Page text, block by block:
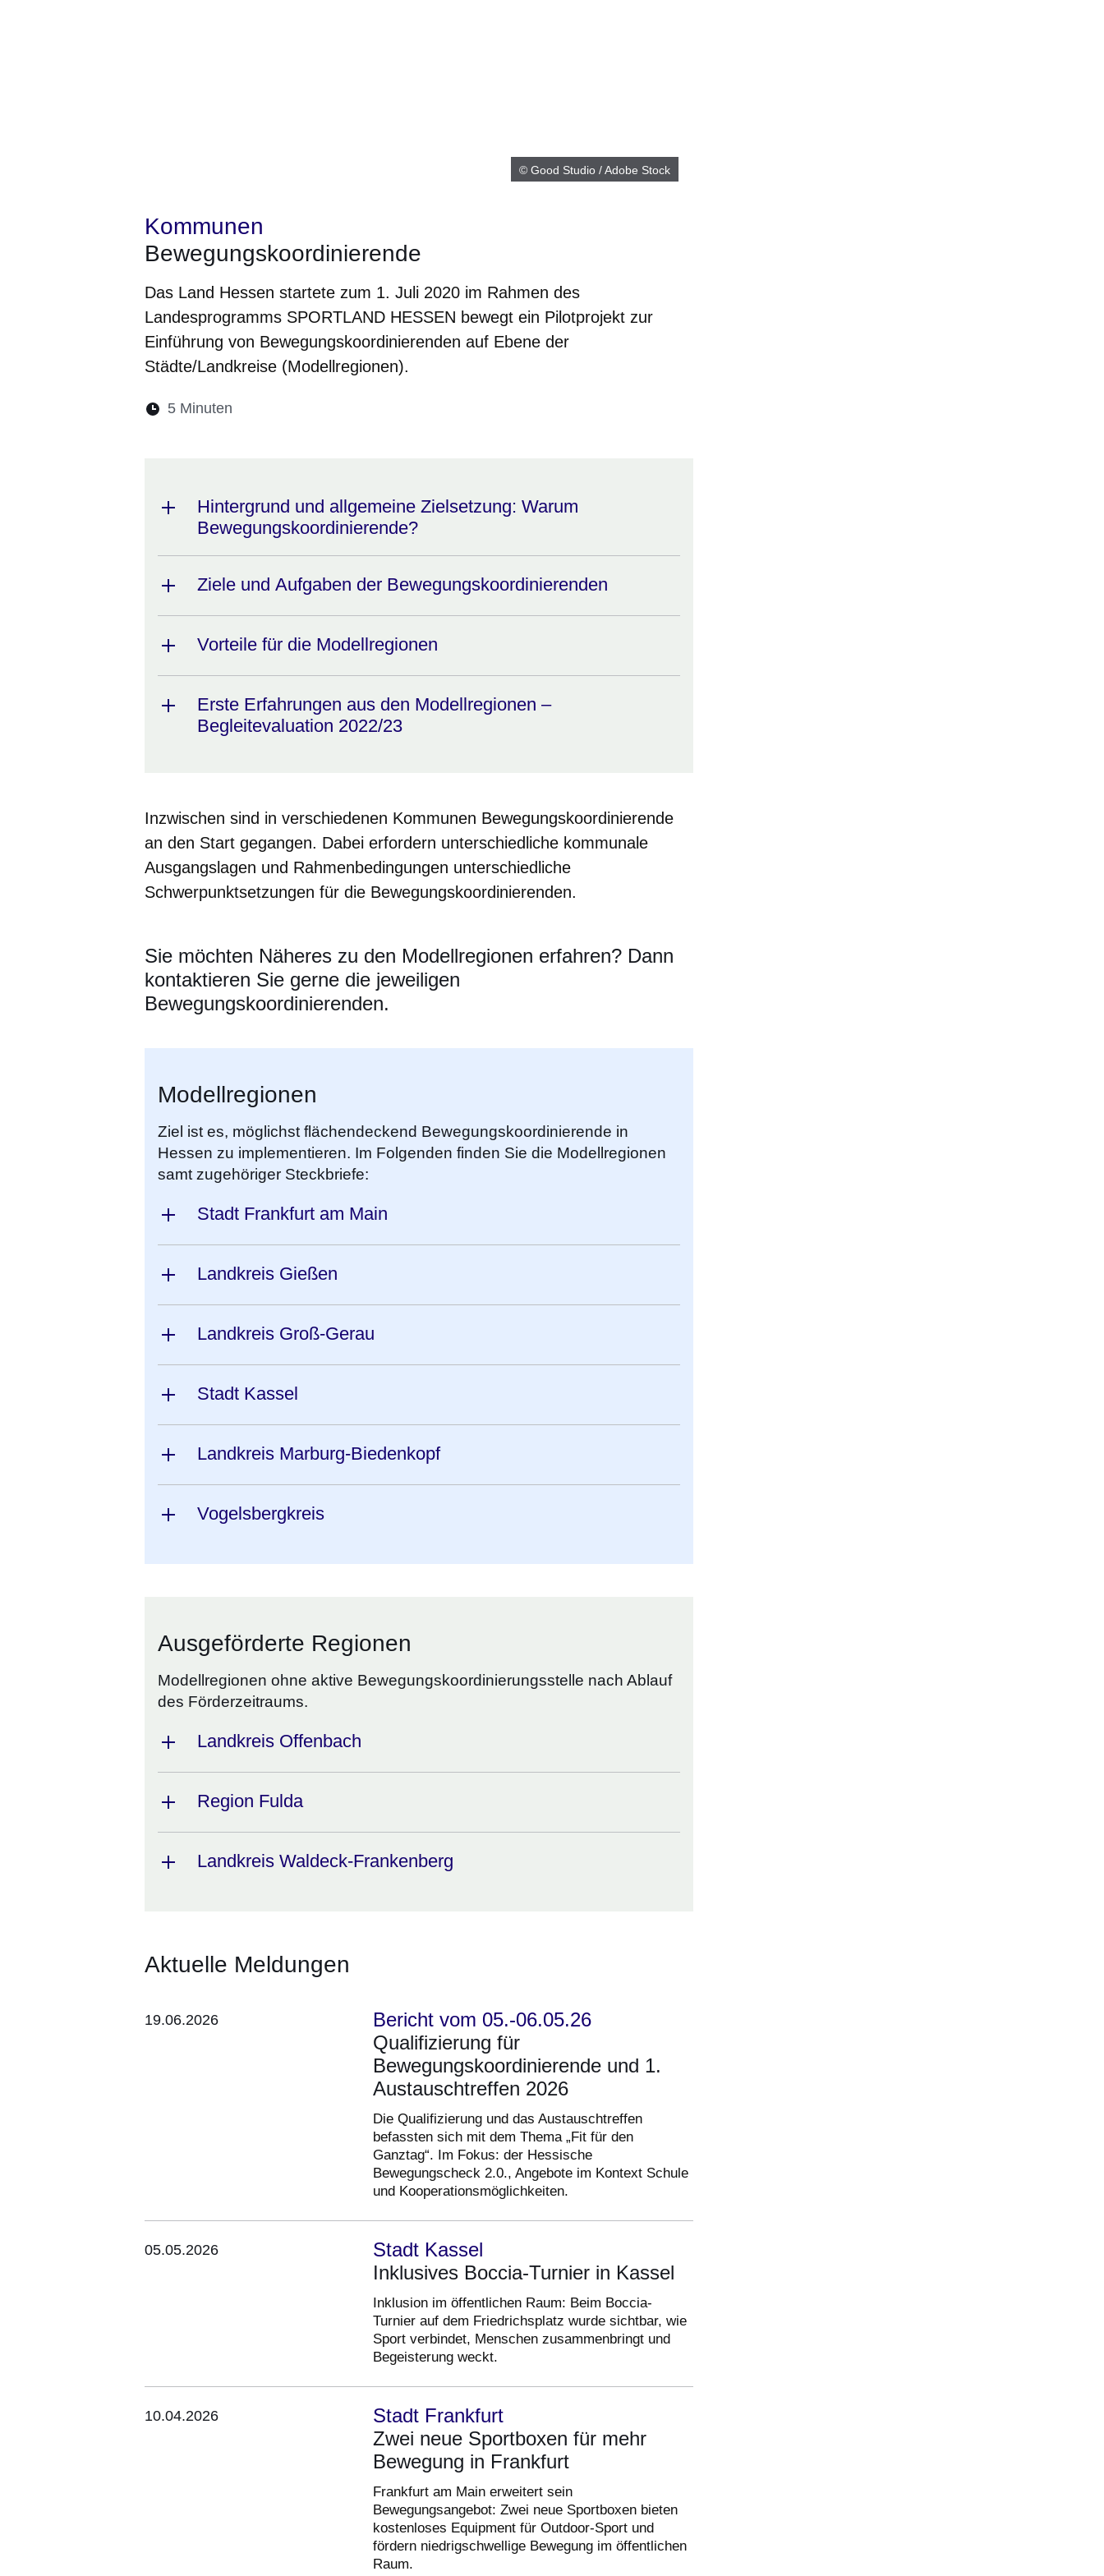
© Good Studio / Adobe Stock
Kommunen
Bewegungskoordinierende
Das Land Hessen startete zum 1. Juli 2020 im Rahmen des
Landesprogramms SPORTLAND HESSEN bewegt ein Pilotprojekt zur
Einführung von Bewegungskoordinierenden auf Ebene der
Städte/Landkreise (Modellregionen).
Lesedauer:
5 Minuten
Hintergrund und allgemeine Zielsetzung: Warum
Bewegungskoordinierende?
Ziele und Aufgaben der Bewegungskoordinierenden
Vorteile für die Modellregionen
Erste Erfahrungen aus den Modellregionen –
Begleitevaluation 2022/23
Inzwischen sind in verschiedenen Kommunen Bewegungskoordinierende
an den Start gegangen. Dabei erfordern unterschiedliche kommunale
Ausgangslagen und Rahmenbedingungen unterschiedliche
Schwerpunktsetzungen für die Bewegungskoordinierenden.
Sie möchten Näheres zu den Modellregionen erfahren? Dann
kontaktieren Sie gerne die jeweiligen
Bewegungskoordinierenden.
Modellregionen
Ziel ist es, möglichst flächendeckend Bewegungskoordinierende in
Hessen zu implementieren. Im Folgenden finden Sie die Modellregionen
samt zugehöriger Steckbriefe:
Stadt Frankfurt am Main
Landkreis Gießen
Landkreis Groß-Gerau
Stadt Kassel
Landkreis Marburg-Biedenkopf
Vogelsbergkreis
Ausgeförderte Regionen
Modellregionen ohne aktive Bewegungskoordinierungsstelle nach Ablauf
des Förderzeitraums.
Landkreis Offenbach
Region Fulda
Landkreis Waldeck-Frankenberg
Aktuelle Meldungen
19.06.2026
Bericht vom 05.-06.05.26
Qualifizierung für
Bewegungskoordinierende und 1.
Austauschtreffen 2026
Die Qualifizierung und das Austauschtreffen
befassten sich mit dem Thema „Fit für den
Ganztag“. Im Fokus: der Hessische
Bewegungscheck 2.0., Angebote im Kontext Schule
und Kooperationsmöglichkeiten.
05.05.2026
Stadt Kassel
Inklusives Boccia-Turnier in Kassel
Inklusion im öffentlichen Raum: Beim Boccia-
Turnier auf dem Friedrichsplatz wurde sichtbar, wie
Sport verbindet, Menschen zusammenbringt und
Begeisterung weckt.
10.04.2026
Stadt Frankfurt
Zwei neue Sportboxen für mehr
Bewegung in Frankfurt
Frankfurt am Main erweitert sein
Bewegungsangebot: Zwei neue Sportboxen bieten
kostenloses Equipment für Outdoor-Sport und
fördern niedrigschwellige Bewegung im öffentlichen
Raum.